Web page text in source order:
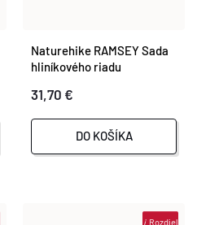
Naturehike RAMSEY Sada
hliníkového riadu
31,70 €
DO KOŠÍKA
iRozdiel